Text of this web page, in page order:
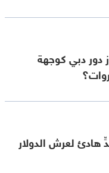
دور دبي كوجهة
هادئ لعرش الدولار